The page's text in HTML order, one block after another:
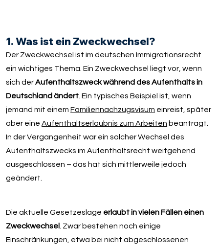
1. Was ist ein Zweckwechsel?
Der Zweckwechsel ist im deutschen Immigrationsrecht
ein wichtiges Thema. Ein Zweckwechsel liegt vor, wenn
sich derAufenthaltszweck während des Aufenthalts in
Deutschland ändert . Ein typisches Beispiel ist, wenn
jemand mit einemFamiliennachzugsvisum einreist, später
aber eineAufenthaltserlaubnis zum Arbeiten beantragt.
In der Vergangenheit war ein solcher Wechsel des
Aufenthaltszwecks im Aufenthaltsrecht weitgehend
ausgeschlossen – das hat sich mittlerweile jedoch
geändert.
Die aktuelle Gesetzeslage erlaubt in vielen Fällen einen
Zweckwechsel
. Zwar bestehen noch einige
Einschränkungen, etwa bei nicht abgeschlossenen